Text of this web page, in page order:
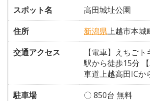
スポット名
高田城址公園
住所
新潟県上越市本城
交通アクセス
【電車】えちご
駅から徒歩15分
車道上越高田ICか
駐車場
〇 850台 無料